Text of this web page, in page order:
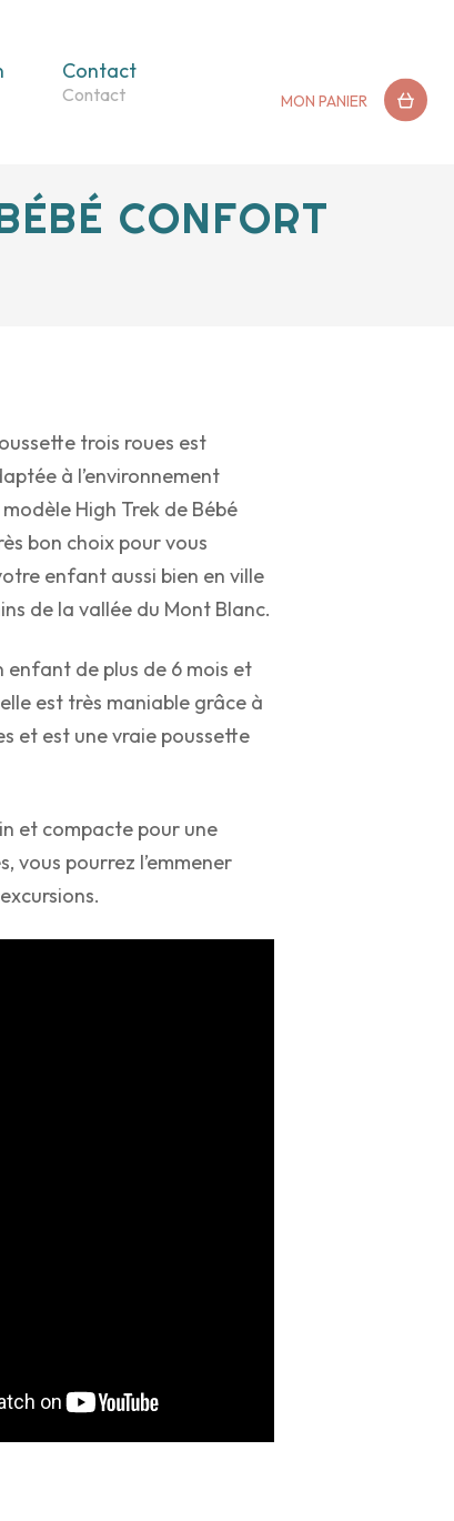
Contact
MON PANIER
CONFORT
trois roues est
à l’environnement
High Trek de Bébé
bon choix pour vous
enfant aussi bien en ville
de la vallée du Mont Blanc.
enfant de plus de 6 mois et
elle est très maniable grâce à
et est une vraie poussette
et compacte pour une
vous pourrez l’emmener